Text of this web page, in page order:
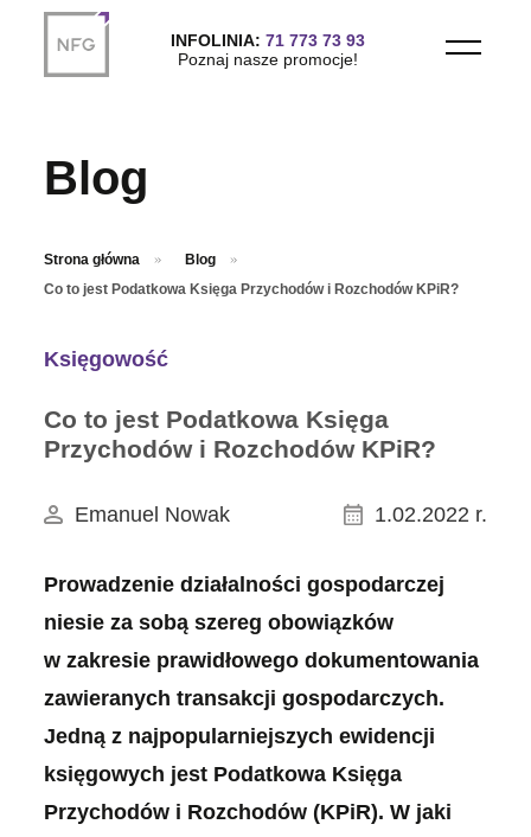
Przejdź do treści głównej
INFOLINIA: 71 773 73 93
Poznaj nasze promocje!
Blog
Strona główna
Blog
Co to jest Podatkowa Księga Przychodów i Rozchodów KPiR?
Księgowość
Co to jest Podatkowa Księga
Przychodów i Rozchodów KPiR?
Emanuel Nowak 1.02.2022 r.
Prowadzenie działalności gospodarczej
niesie za sobą szereg obowiązków
w zakresie prawidłowego dokumentowania
zawieranych transakcji gospodarczych.
Jedną z najpopularniejszych ewidencji
księgowych jest Podatkowa Księga
Przychodów i Rozchodów (KPiR). W jaki